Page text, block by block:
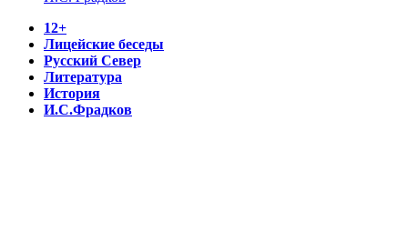
12+
Лицейские беседы
Русский Север
Литература
История
И.С.Фрадков